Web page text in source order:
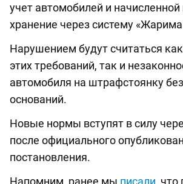
учет автомобилей и
хранение через систему
Нарушением будут считаться
этих требований, так и
автомобиля на штрафстоянку
оснований.
Новые нормы вступят в силу
после официального
постановления.
Напомним, ранее мы писали ,